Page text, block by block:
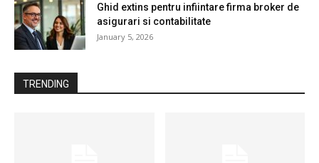
Ghid extins pentru infiintare firma broker de
asigurari si contabilitate
January 5, 2026
TRENDING